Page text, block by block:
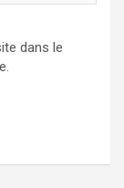
dans le